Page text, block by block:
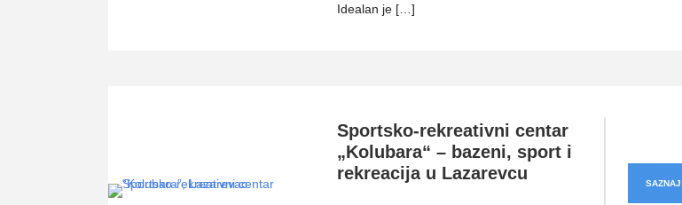
Idealan je […]
Sportsko-rekreativni centar
„Kolubara“ – bazeni, sport i
rekreacija u Lazarevcu